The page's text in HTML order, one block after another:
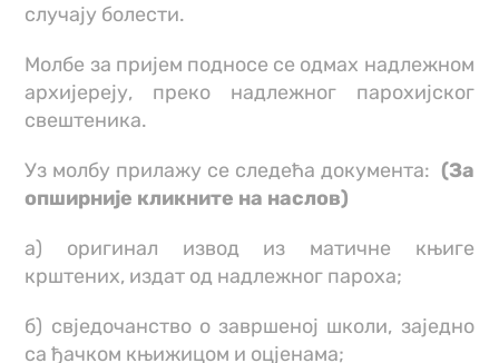
случају болести.
Молбе за пријем подносе се одмах надлежном
архијереју, преко надлежног парохијског
свештеника.
Уз молбу прилажу се следећа документа: (За
опширније кликните на наслов)
а) оригинал извод из матичне књиге
крштених, издат од надлежног пароха;
б) свједочанство о завршеној школи, заједно
са ђачком књижицом и оцјенама;